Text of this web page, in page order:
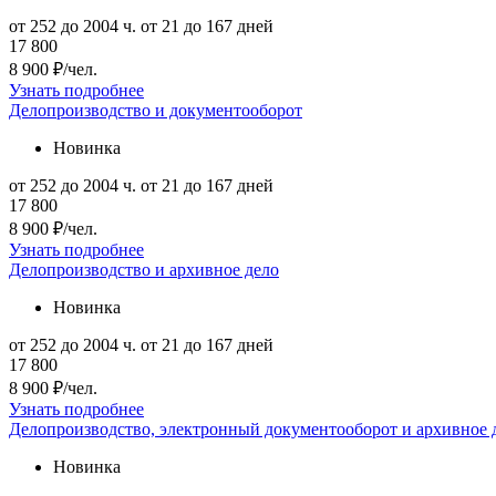
от 252 до 2004 ч. от 21 до 167 дней
17 800
8 900 ₽/чел.
Узнать подробнее
Делопроизводство и документооборот
Новинка
от 252 до 2004 ч. от 21 до 167 дней
17 800
8 900 ₽/чел.
Узнать подробнее
Делопроизводство и архивное дело
Новинка
от 252 до 2004 ч. от 21 до 167 дней
17 800
8 900 ₽/чел.
Узнать подробнее
Делопроизводство, электронный документооборот и архивное
Новинка